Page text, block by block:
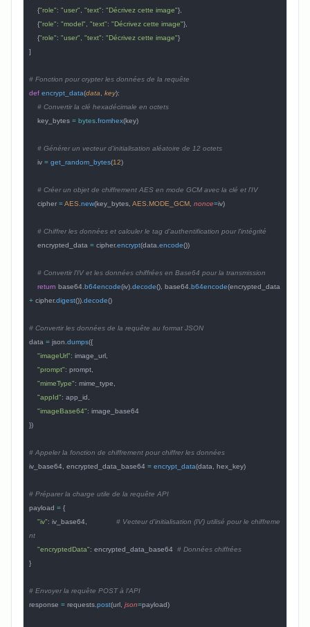
    {
"role": "user" "text": "Décrivez cette image"},
    {
"role": "model" "text": "Décrivez cette image"},
    {
"role": "user" "text": "Décrivez cette image"}
]
# Fonction pour crypter les données de la requête
def encrypt_data(data key):
    # Convertir la clé hexadécimale en octets
    key_bytes
= bytes fromhex(key)
    # Générer un vecteur d'initialisation aléatoire de 12 octets
    iv
= get_random_bytes(12)
    # Créer un objet de chiffrement AES en mode GCM avec la clé et l'IV
    cipher
= AES new(key_bytes, AES MODE_GCM nonce=iv)
    # Chiffrer les données et calculer le tag d'authentification pour l'intégrité
    encrypted_data
= cipher.encrypt(data. encode())
    # Convertir l'IV et les données chiffrées en Base64 pour la transmission
    return
base64. b64encode(iv). decode(), base64. b64encode
+ cipher.digest()). decode()
# Convertir les données de la requête au format JSON
data = json. dumps({
    "imageUrl"
: image_url,
    "prompt"
: prompt,
    "mimeType"
: mime_type,
    "appId"
: app_id,
    "imageBase64"
: image_base64
})
# Appeler la fonction de chiffrement pour chiffrer les données
iv_base64, encrypted_data_base64 = encrypt_data(data, hex_key)
# Préparer la charge utile de la requête API
payload = {
    "iv"
: iv_base64, # Vecteur d'initialisation (IV) utilisé pour le chiffreme
nt
    "encryptedData"
: encrypted_data_base64 # Données chiffrées
}
# Envoyer la requête POST à l'API
response = requests. post(url, json=payload)